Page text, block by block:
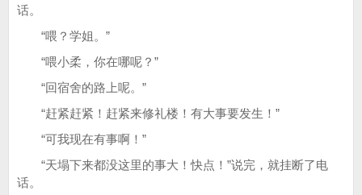
话。
“喂？学姐。”
“喂小柔，你在哪呢？”
“回宿舍的路上呢。”
“赶紧赶紧！赶紧来修礼楼！有大事要发生！”
“可我现在有事啊！”
“天塌下来都没这里的事大！快点！”说完，就挂断了电
话。